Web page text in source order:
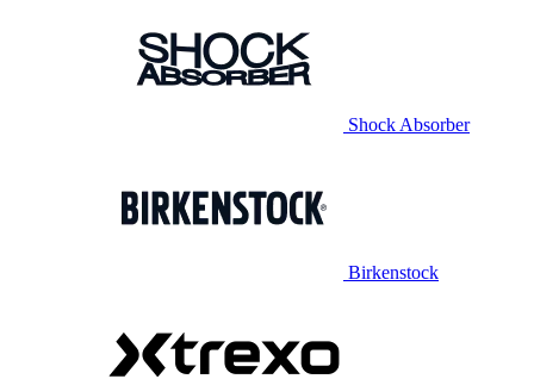
Shock Absorber
Birkenstock